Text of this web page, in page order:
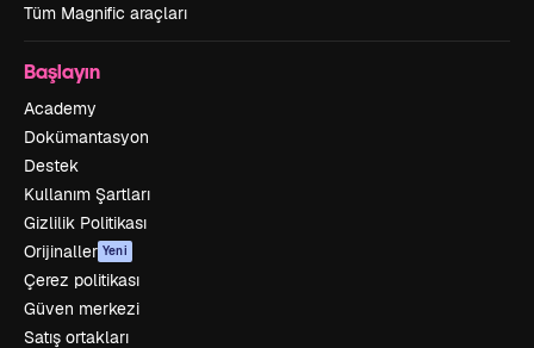
Tüm Magnific araçları
Başlayın
Academy
Dokümantasyon
Destek
Kullanım Şartları
Gizlilik Politikası
Orijinaller Yeni
Çerez politikası
Güven merkezi
Satış ortakları